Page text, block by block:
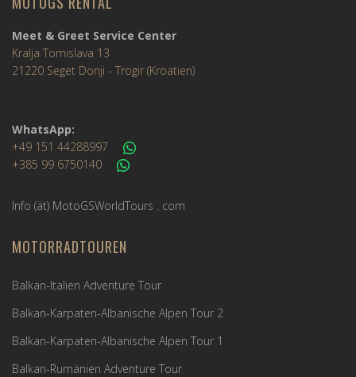
Meet & Greet Service Center
Kralja Tomislava 13
21220 Seget Donji - Trogir (Kroatien)
WhatsApp:
+49 151 44288997
+385 99 6750140
Info (ät) MotoGSWorldTours . com
MOTORRADTOUREN
Balkan-Italien Adventure Tour
Balkan-Karpaten-Albanische Alpen Tour 2
Balkan-Karpaten-Albanische Alpen Tour 1
Balkan-Rumänien Adventure Tour